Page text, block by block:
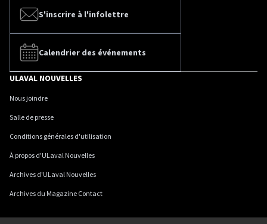
S'inscrire à l'infolettre
Calendrier des événements
ULAVAL NOUVELLES
Nous joindre
Salle de presse
Conditions générales d'utilisation
À propos d'ULaval Nouvelles
Archives d'ULaval Nouvelles
Archives du Magazine Contact